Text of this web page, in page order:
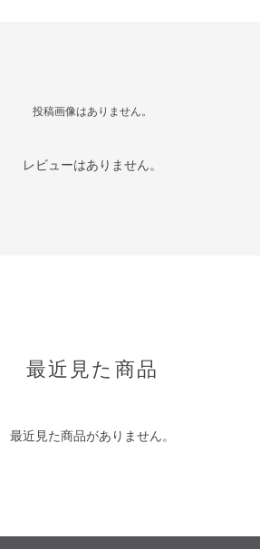
投稿画像はありません。
レビューはありません。
最近見た商品
最近見た商品がありません。